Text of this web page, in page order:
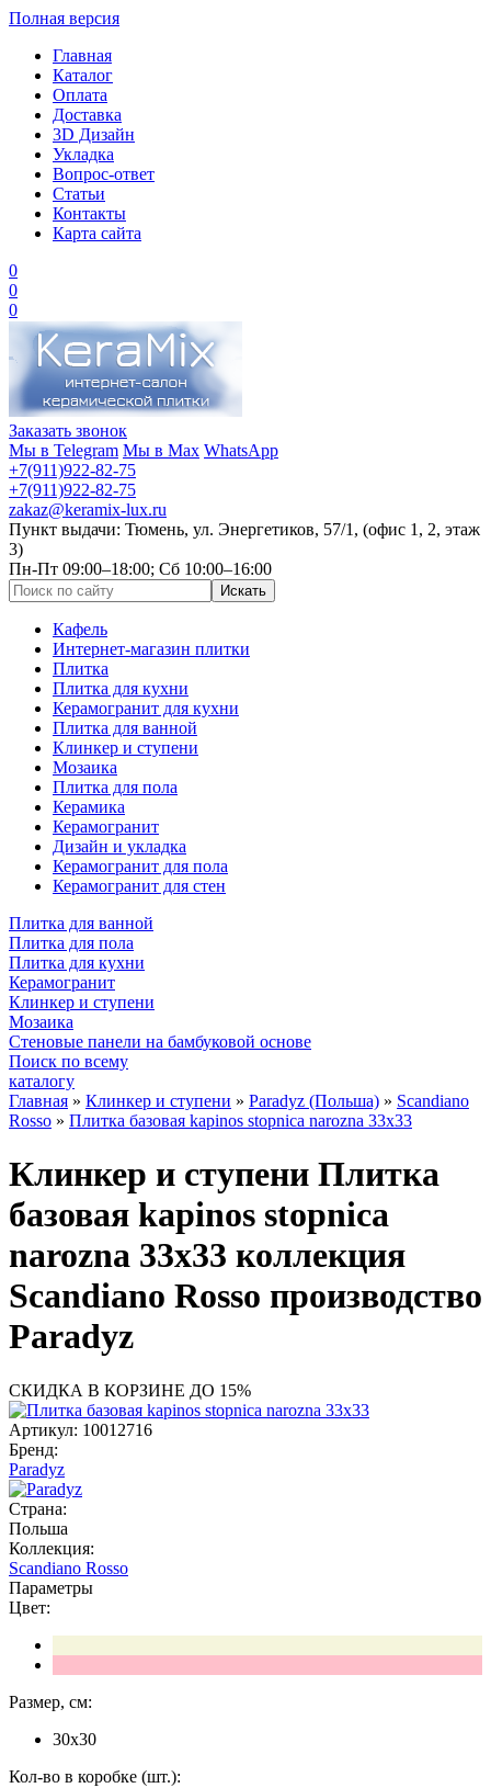
Полная версия
Главная
Каталог
Оплата
Доставка
3D Дизайн
Укладка
Вопрос-ответ
Статьи
Контакты
Карта сайта
0
0
0
Заказать звонок
Мы в Telegram Мы в Max WhatsApp
+7(911)922-82-75
+7(911)922-82-75
zakaz@keramix-lux.ru
Пункт выдачи: Тюмень, ул. Энергетиков, 57/1, (офис 1, 2, этаж
3)
Пн-Пт 09:00–18:00; Сб 10:00–16:00
Кафель
Интернет-магазин плитки
Плитка
Плитка для кухни
Керамогранит для кухни
Плитка для ванной
Клинкер и ступени
Мозаика
Плитка для пола
Керамика
Керамогранит
Дизайн и укладка
Керамогранит для пола
Керамогранит для стен
Плитка для ванной
Плитка для пола
Плитка для кухни
Керамогранит
Клинкер и ступени
Мозаика
Стеновые панели на бамбуковой основе
Поиск по всему
каталогу
Главная » Клинкер и ступени » Paradyz (Польша) » Scandiano
Rosso » Плитка базовая kapinos stopnica narozna 33x33
Клинкер и ступени Плитка
базовая kapinos stopnica
narozna 33x33 коллекция
Scandiano Rosso производство
Paradyz
СКИДКА В КОРЗИНЕ ДО 15%
Артикул: 10012716
Бренд:
Paradyz
Страна:
Польша
Коллекция:
Scandiano Rosso
Параметры
Цвет:
Размер, см:
30x30
Кол-во в коробке (шт.):